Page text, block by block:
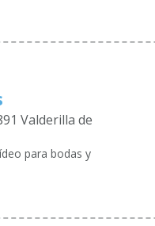
Valderilla de
para bodas y